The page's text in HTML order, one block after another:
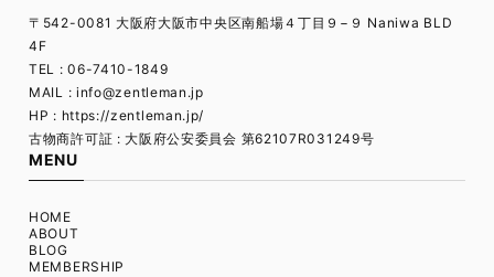
〒542-0081 大阪府大阪市中央区南船場４丁目９−９ Naniwa BLD
4F
TEL : 06-7410-1849
MAIL : info@zentleman.jp
HP : https://zentleman.jp/
古物商許可証 : 大阪府公安委員会 第62107R031249号
MENU
HOME
ABOUT
BLOG
MEMBERSHIP